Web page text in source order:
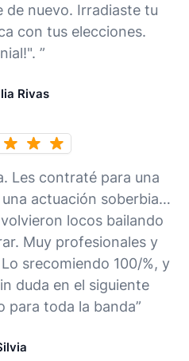
de nuevo. Irradiaste tu
con tus elecciones.
”
Rivas
Les contraté para una
actuación soberbia…
locos bailando
Muy profesionales y
srecomiendo 100/%, y
duda en el siguiente
para toda la banda”